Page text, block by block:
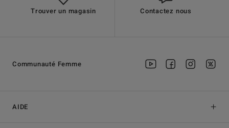
Trouver un magasin Contactez nous
AIDE
Communauté Femme